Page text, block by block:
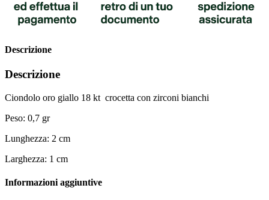
Descrizione
Descrizione
Ciondolo oro giallo 18 kt crocetta con zirconi bianchi
Peso: 0,7 gr
Lunghezza: 2 cm
Larghezza: 1 cm
Informazioni aggiuntive